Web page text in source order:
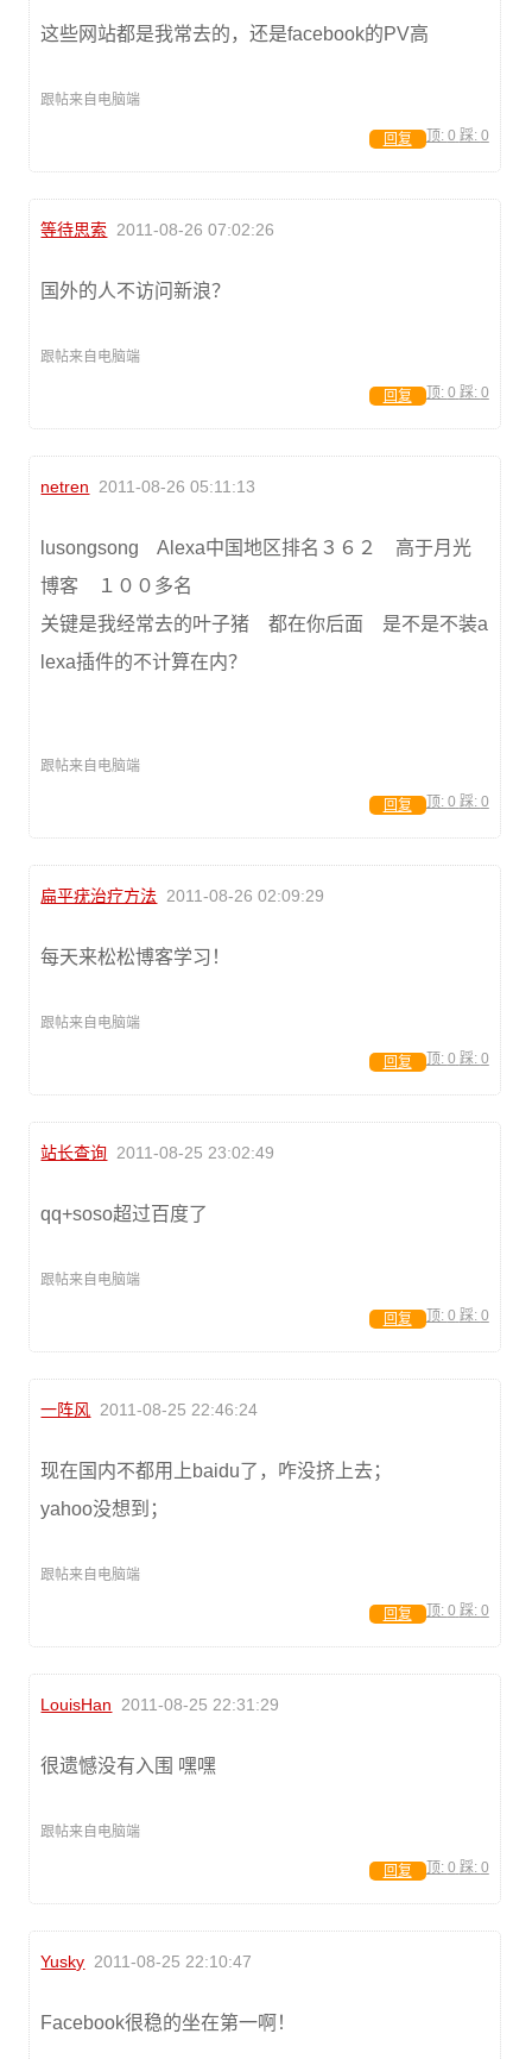
这些网站都是我常去的，还是facebook的PV高
跟帖来自电脑端
顶: 0 踩: 0
回复
等待思索 2011-08-26 07:02:26
国外的人不访问新浪？
跟帖来自电脑端
顶: 0 踩: 0
回复
netren 2011-08-26 05:11:13
lusongsong Alexa中国地区排名３６２ 高于月光
博客 １００多名
关键是我经常去的叶子猪 都在你后面 是不是不装a
lexa插件的不计算在内？
跟帖来自电脑端
顶: 0 踩: 0
回复
扁平疣治疗方法 2011-08-26 02:09:29
每天来松松博客学习！
跟帖来自电脑端
顶: 0 踩: 0
回复
站长查询 2011-08-25 23:02:49
qq+soso超过百度了
跟帖来自电脑端
顶: 0 踩: 0
回复
一阵风 2011-08-25 22:46:24
现在国内不都用上baidu了，咋没挤上去；
yahoo没想到；
跟帖来自电脑端
顶: 0 踩: 0
回复
LouisHan 2011-08-25 22:31:29
很遗憾没有入围 嘿嘿
跟帖来自电脑端
顶: 0 踩: 0
回复
Yusky 2011-08-25 22:10:47
Facebook很稳的坐在第一啊！